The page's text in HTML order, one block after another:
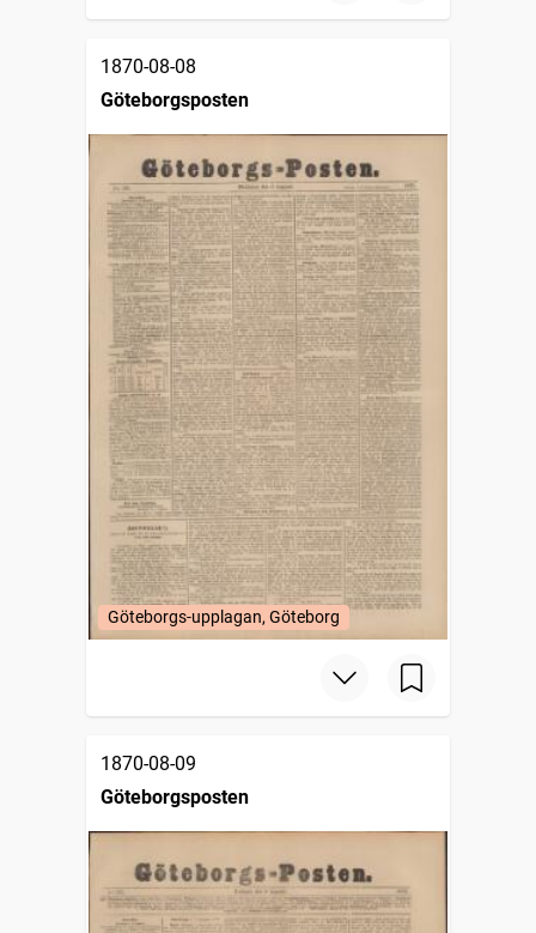
1870-08-08
Göteborgsposten
Göteborgs-upplagan, Göteborg
1870-08-09
Göteborgsposten